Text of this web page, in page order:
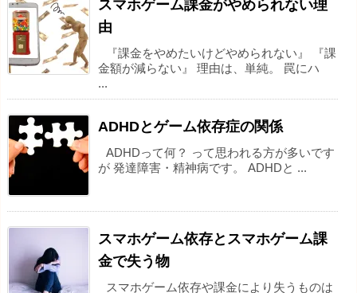
スマホゲーム課金がやめられない理
由
『課金をやめたいけどやめられない』 『課
金額が減らない』 理由は、単純。 罠にハ
...
ADHDとゲーム依存症の関係
ADHDって何？ って思われる方が多いです
が 発達障害・精神病です。 ADHDと ...
スマホゲーム依存とスマホゲーム課
金で失う物
スマホゲーム依存や課金により失うものは